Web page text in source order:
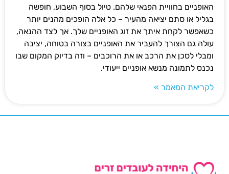
האופניים בחוויית הפנאי שלהם. טיול בסוף השבוע, חופשה
בגליל או סתם יציאה מהעיר – כל אלה הופכים מהנים יותר
כשאפשר לקחת איתך את זוג האופניים שלך. אך לצד ההנאה,
עולה גם הצורך להעביר את האופניים בצורה בטוחה, יציבה
ומבלי לסכן את הרכב או את הרוכבים – וזה בדיוק המקום שבו
נכנס לתמונה מנשא אופניים ייעודי.
לקריאת המאמר »